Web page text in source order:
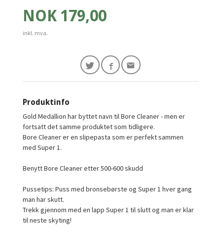
Pris
NOK 179,00
inkl. mva.
Produktinfo
Gold Medallion har byttet navn til Bore Cleaner - men er
fortsatt det samme produktet som tidligere.
Bore Cleaner er en slipepasta som er perfekt sammen
med Super 1.
Benytt Bore Cleaner etter 500-600 skudd
Pussetips: Puss med bronsebørste og Super 1 hver gang
man har skutt.
Trekk gjennom med en lapp Super 1 til slutt og man er klar
til neste skyting!